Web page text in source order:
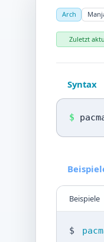
Arch
Zuletzt
Syntax
$
Beispiele
$